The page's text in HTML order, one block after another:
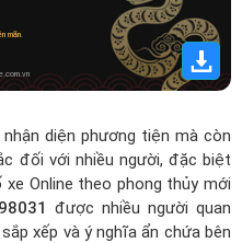
mãn.
diện phương tiện mà còn
đối với nhiều người, đặc biệt
xe Online theo phong thủy mới
được nhiều người quan
xếp và ý nghĩa ẩn chứa bên